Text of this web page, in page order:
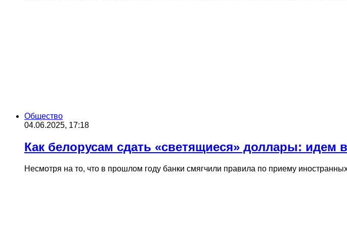
Общество
04.06.2025, 17:18
Как белорусам сдать «светящиеся» доллары: идем
Несмотря на то, что в прошлом году банки смягчили правила по приему